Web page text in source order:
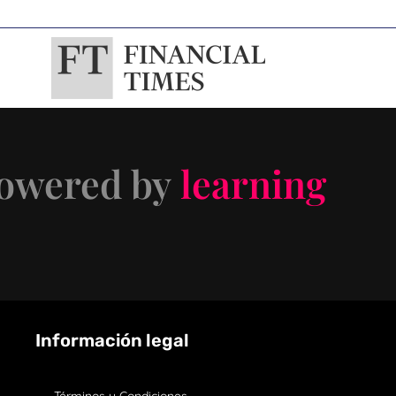
bylearning
Información legal